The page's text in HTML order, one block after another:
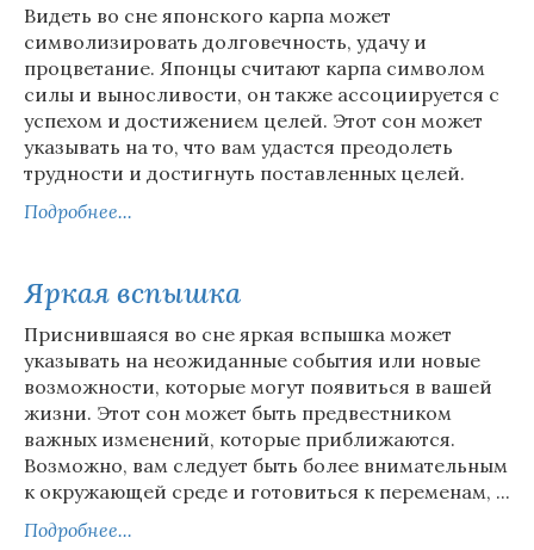
Видеть во сне японского карпа может
символизировать долговечность, удачу и
процветание. Японцы считают карпа символом
силы и выносливости, он также ассоциируется с
успехом и достижением целей. Этот сон может
указывать на то, что вам удастся преодолеть
трудности и достигнуть поставленных целей.
Подробнее...
Яркая вспышка
Приснившаяся во сне яркая вспышка может
указывать на неожиданные события или новые
возможности, которые могут появиться в вашей
жизни. Этот сон может быть предвестником
важных изменений, которые приближаются.
Возможно, вам следует быть более внимательным
к окружающей среде и готовиться к переменам, ...
Подробнее...